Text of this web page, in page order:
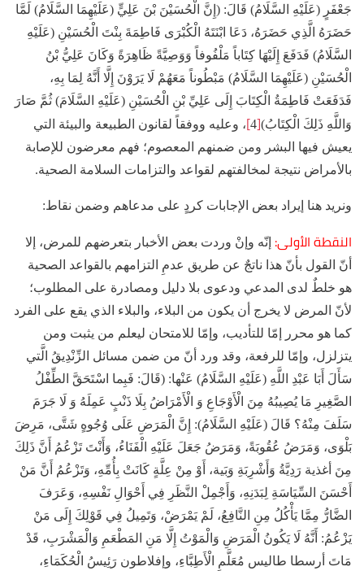
جَعْفَرٍ (عَلَيْهِ السَّلَامُ) قَالَ: (إِنَّ الْحُسَيْنَ بْنَ عَلِيٍّ (عَلَيْهِمَا السَّلَامُ) لَمَّا
حَضَرَهُ الَّذِي حَضَرَهُ، دَعَا ابْنَتَهُ الْكُبْرَى فَاطِمَةَ بِنْتَ الْحُسَيْنِ (عَلَيْهِ
السَّلَامُ) فَدَفَعَ إِلَيْهَا كِتَاباً مَلْفُوفاً وَوَصِيَّةً ظَاهِرَةً وَكَانَ عَلِيُّ بْنُ
الْحُسَيْنِ (عَلَيْهِمَا السَّلَامُ) مَبْطُوناً مَعَهُمْ لَا يَرَوْنَ إِلَّا أَنَّهُ لِمَا بِهِ،
فَدَفَعَتْ فَاطِمَةُ الْكِتَابَ إِلَى عَلِيِّ بْنِ الْحُسَيْنِ (عَلَيْهِ السَّلَامَ) ثُمَّ صَارَ
وَاللَّهِ ذَلِكَ الْكِتَابُ)[
4
]، وعليه ووفقاً لقانون الطبيعة والبيئة التي
يعيش فيها البشر ومن ضمنهم المعصوم؛ فهم معرضون للإصابة
بالأمراض نتيجة لمخالفتهم لقواعد والتزامات السلامة الصحية.
ونريد هنا إيراد بعض الإجابات كردٍ على مدعاهم وضمن نقاط:
النقطة الأولى: إنّه وإنْ وردت بعض الأخبار بتعرضهم للمرض، إلا
أنّ القول بأنّ هذا ناتجٌ عن طريق عدمِ التزامهم بالقواعد الصحية
هو خلطٌ لدى المدعي ودعوى بلا دليل ومصادرة على المطلوب؛
لأنّ المرض لا يخرج أن يكون من البلاء، والبلاء الذي يقع على الفرد
كما هو محرر إمّا للتأديب، وإمّا للامتحان ليعلم من يثبت ومن
يتزلزل، وإمّا للرفعة، وقد ورد أنّ من ضمن مسائل الزِّنْدِيقُ الَّتي
سَأَلَ أَبَا عَبْدِ اللَّهِ (عَلَيْهِ السَّلَامُ) عَنْها: (قَالَ: فَبِما اسْتَحَقَّ الطِّفْلُ
الصَّغِيرِ مَا يُصِيبُهُ مِنَ الْأَوْجَاعِ وَ الْأَمْرَاضُ بِلَا ذَنْبٍ عَمِلَهُ وَ لَا جَرَمَ
سَلَفَ مِنْهُ؟ قَالَ (عَلَيْهِ السَّلَامُ): إِنَّ الْمَرَضِ عَلَى وُجُوهٍ شَتَّى، مَرِضَ
بَلْوَى، وَمَرَضُ عُقُوبَةً، وَمَرَضُ جَعَلَ عَلَيْهِ الْفَنَاءُ، وَأَنْتَ تَزْعُمُ أَنَّ ذَلِكَ
مِنَ أغذية رَدِيَّةُ وَأَشْرِبَةِ وَبَية، أَوْ مِنْ عِلَّةٍ كَانَتْ بِأُمِّهِ، وَتَزْعُمُ أَنَّ مَنْ
أَحْسَنَ السِّيَاسَةِ لِبَدَنِهِ، وَأَجْمِلْ النَّظَرِ فِي أَحْوَالِ نَفْسِهِ، وَعَرَفَ
الضَّارُّ مِمَّا يَأْكُلُ مِنِ النَّافِعُ، لَمْ يَمْرَضْ، وَتَمِيلُ فِي قَوْلِكَ إِلَى مَنْ
يَزْعُمُ: أَنَّهُ لَا يَكُونُ الْمَرَضِ وَالْمَوْتُ إِلَّا مَنِ المَطْعَمِ وَالْمَشْرَبِ، قَدْ
مَاتَ أرسطا طاليس مُعَلَّمِ الْأَطِبَّاءِ، وإفلاطون رَئِيسُ الْحُكَمَاءِ،